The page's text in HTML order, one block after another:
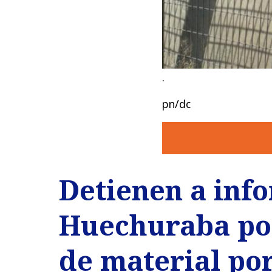
.
pn/dc
Detienen a
Huechuraba
de material